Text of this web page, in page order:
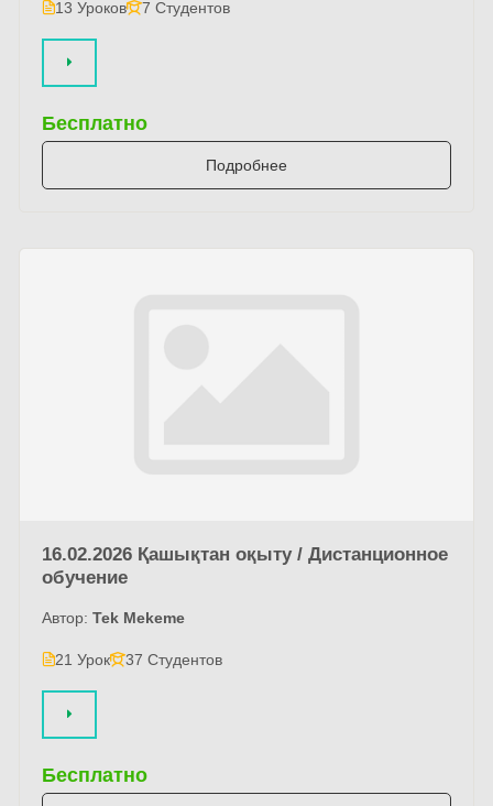
13 Уроков 7 Студентов
Бесплатно
Подробнее
16.02.2026 Қашықтан оқыту / Дистанционное
обучение
Автор: Tek Mekeme
21 Урок 37 Студентов
Бесплатно